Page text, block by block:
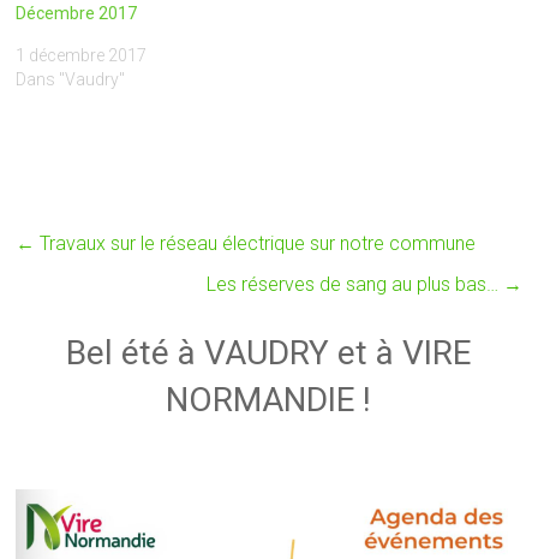
Décembre 2017
1 décembre 2017
Dans "Vaudry"
← Travaux sur le réseau électrique sur notre commune
Les réserves de sang au plus bas… →
Bel été à VAUDRY et à VIRE
NORMANDIE !